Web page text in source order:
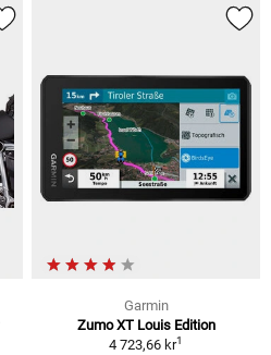
Garmin
Zumo XT Louis Edition
4 723,66 kr1